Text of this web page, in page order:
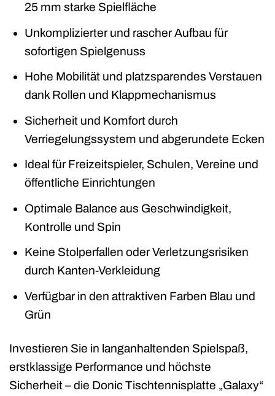
25 mm starke Spielfläche
Unkomplizierter und rascher Aufbau für
sofortigen Spielgenuss
Hohe Mobilität und platzsparendes Verstauen
dank Rollen und Klappmechanismus
Sicherheit und Komfort durch
Verriegelungssystem und abgerundete Ecken
Ideal für Freizeitspieler, Schulen, Vereine und
öffentliche Einrichtungen
Optimale Balance aus Geschwindigkeit,
Kontrolle und Spin
Keine Stolperfallen oder Verletzungsrisiken
durch Kanten-Verkleidung
Verfügbar in den attraktiven Farben Blau und
Grün
Investieren Sie in langanhaltenden Spielspaß,
erstklassige Performance und höchste
Sicherheit – die Donic Tischtennisplatte „Galaxy“